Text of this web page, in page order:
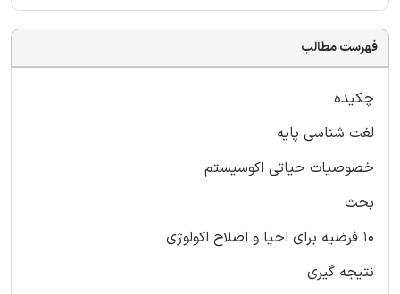
فهرست مطالب
چکیده
لغت شناسی پایه
خصوصیات حیاتی اکوسیستم
بحث
۱۰ فرضیه برای احیا و اصلاح اکولوژی
نتیجه گیری